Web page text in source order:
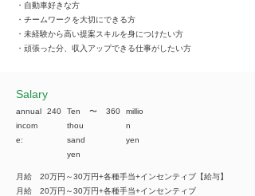
・自動車好きな方
・チームワークを大切にできる方
・未経験から高い提案スキルを身につけたい方
・頑張った分、収入アップできる仕事がしたい方
​Salary
annual
incom
e:
240
Ten
thou
sand
yen
​〜 360
millio
n
yen
月給 20万円～30万円+各種手当+インセンティブ【給与】
月給 20万円～30万円+各種手当+インセンティブ